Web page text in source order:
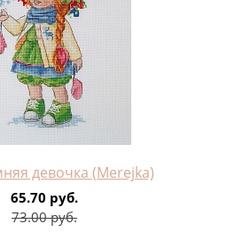
девочка (Merejka)
65.70 руб.
73.00 руб.